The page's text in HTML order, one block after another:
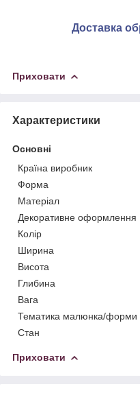
Доставка
Приховати
Характеристики
Основні
Країна виробник
Форма
Матеріал
Декоративне оформлення
Колір
Ширина
Висота
Глибина
Вага
Тематика малюнка/форми
Стан
Приховати